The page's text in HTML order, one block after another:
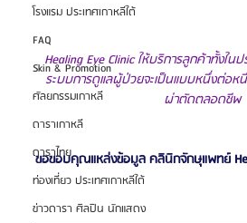
โรงแรม ประเทศเกาหลีใต้
FAQ
Skin & Promotion
ศัลยกรรมเกาหลี
ดาราเกาหลี
ดาราไทย
ท่องเที่ยว ประเทศเกาหลีใต้
ข่าวดารา ศิลปิน นักแสดง
Healing Eye Clinic ให้บริการลูกค้าทั้งในป
ระบบการดูแลผู้ป่วยจะเป็นแบบหนึ่งต่อ
ผ่าตัดตลอดชีพ
ขอขอบคุณแหล่งข้อมูล คลินิกจักษุแพทย์